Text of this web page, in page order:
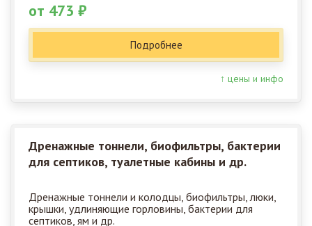
от 473 ₽
Подробнее
↑ цены и инфо
Дренажные тоннели, биофильтры, бактерии
для септиков, туалетные кабины и др.
Дренажные тоннели и колодцы, биофильтры, люки,
крышки, удлиняющие горловины, бактерии для
септиков, ям и др.